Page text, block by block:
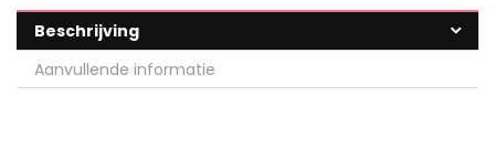
Beschrijving
Aanvullende informatie